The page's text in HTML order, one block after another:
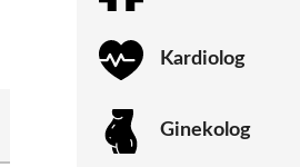
Kardiolog
Ginekolog